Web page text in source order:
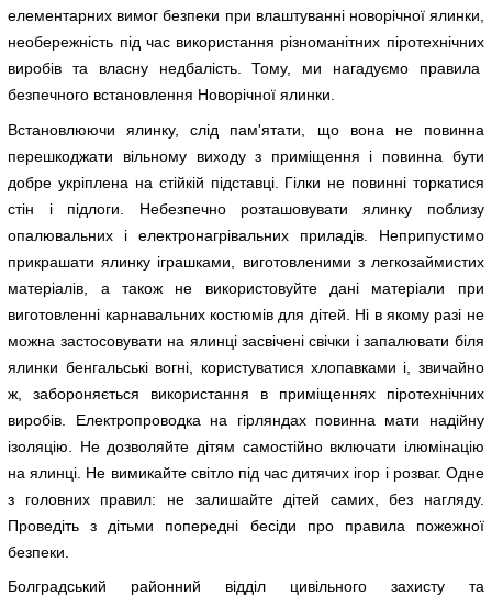
елементарних вимог безпеки при влаштуванні новорічної ялинки,
необережність під час використання різноманітних піротехнічних
виробів та власну недбалість. Тому, ми нагадуємо правила
безпечного встановлення Новорічної ялинки.
Встановлюючи ялинку, слід пам'ятати, що вона не повинна
перешкоджати вільному виходу з приміщення і повинна бути
добре укріплена на стійкій підставці. Гілки не повинні торкатися
стін і підлоги. Небезпечно розташовувати ялинку поблизу
опалювальних і електронагрівальних приладів. Неприпустимо
прикрашати ялинку іграшками, виготовленими з легкозаймистих
матеріалів, а також не використовуйте дані матеріали при
виготовленні карнавальних костюмів для дітей. Ні в якому разі не
можна застосовувати на ялинці засвічені свічки і запалювати біля
ялинки бенгальські вогні, користуватися хлопавками і, звичайно
ж, забороняється використання в приміщеннях піротехнічних
виробів. Електропроводка на гірляндах повинна мати надійну
ізоляцію. Не дозволяйте дітям самостійно включати ілюмінацію
на ялинці. Не вимикайте світло під час дитячих ігор і розваг. Одне
з головних правил: не залишайте дітей самих, без нагляду.
Проведіть з дітьми попередні бесіди про правила пожежної
безпеки.
Болградський районний відділ цивільного захисту та